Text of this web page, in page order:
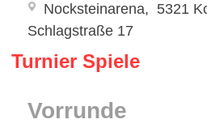
Nocksteinarena
5321
Schlagstraße 17
Turnier Spiele
Vorrunde